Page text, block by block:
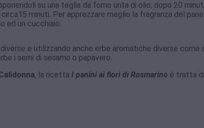
su una teglia da forno unta di olio; dopo 20
minuti. Per apprezzare meglio la fragranza del
ed un cucchiaio.
e utilizzando anche erbe aromatiche diverse come
i semi di sesamo o papavero.
, la ricetta I panini ai fiori di Rosmarino è tratta